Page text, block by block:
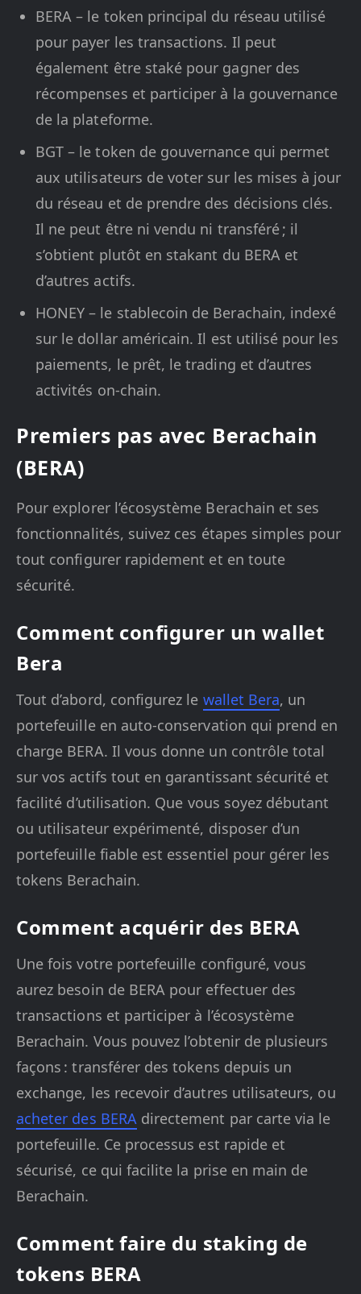
BERA – le token principal du réseau utilisé
pour payer les transactions. Il peut
également être staké pour gagner des
récompenses et participer à la gouvernance
de la plateforme.
BGT – le token de gouvernance qui permet
aux utilisateurs de voter sur les mises à jour
du réseau et de prendre des décisions clés.
Il ne peut être ni vendu ni transféré ; il
s’obtient plutôt en stakant du BERA et
d’autres actifs.
HONEY – le stablecoin de Berachain, indexé
sur le dollar américain. Il est utilisé pour les
paiements, le prêt, le trading et d’autres
activités on-chain.
Premiers pas avec Berachain
(BERA)
Pour explorer l’écosystème Berachain et ses
fonctionnalités, suivez ces étapes simples pour
tout configurer rapidement et en toute
sécurité.
Comment configurer un wallet
Bera
Tout d’abord, configurez le wallet Bera, un
portefeuille en auto-conservation qui prend en
charge BERA. Il vous donne un contrôle total
sur vos actifs tout en garantissant sécurité et
facilité d’utilisation. Que vous soyez débutant
ou utilisateur expérimenté, disposer d’un
portefeuille fiable est essentiel pour gérer les
tokens Berachain.
Comment acquérir des BERA
Une fois votre portefeuille configuré, vous
aurez besoin de BERA pour effectuer des
transactions et participer à l’écosystème
Berachain. Vous pouvez l’obtenir de plusieurs
façons : transférer des tokens depuis un
exchange, les recevoir d’autres utilisateurs, ou
acheter des BERAdirectement par carte via le
portefeuille. Ce processus est rapide et
sécurisé, ce qui facilite la prise en main de
Berachain.
Comment faire du staking de
tokens BERA